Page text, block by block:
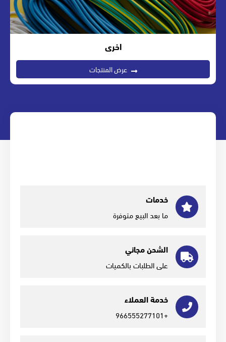
اخرى
عرض المنتجات
خدمات
ما بعد البيع متوفرة
الشحن مجاني
على الطلبات بالكميات
خدمة العملاء
+966555277101